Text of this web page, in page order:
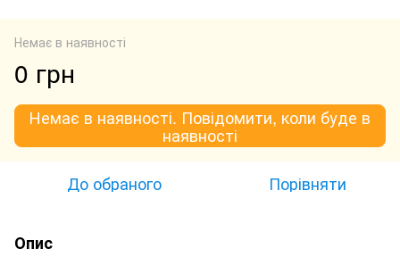
Немає в наявності
0 грн
Немає в наявності. Повідомити, коли буде в
наявності
До обраного Порівняти
Опис